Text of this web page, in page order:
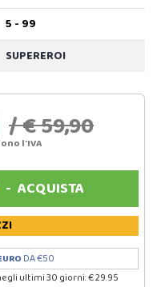
5 - 99
SUPEREROI
/ € 59,90
l'IVA
-ACQUISTA
DA €50
ultimi 30 giorni: € 29.95